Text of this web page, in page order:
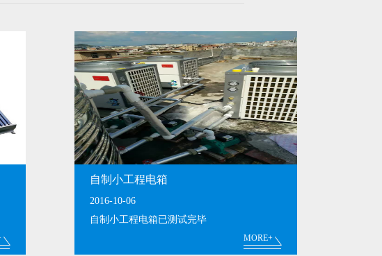
自制小工程电箱
2016-10-06
自制小工程电箱已测试完毕
MORE+